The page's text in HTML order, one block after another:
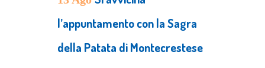
l’appuntamento con la Sagra
della Patata di Montecrestese